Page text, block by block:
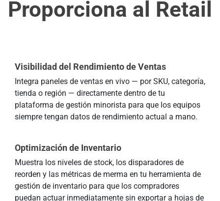
Proporciona al Retail
Visibilidad del Rendimiento de Ventas
Integra paneles de ventas en vivo — por SKU, categoría,
tienda o región — directamente dentro de tu
plataforma de gestión minorista para que los equipos
siempre tengan datos de rendimiento actual a mano.
Optimización de Inventario
Muestra los niveles de stock, los disparadores de
reorden y las métricas de merma en tu herramienta de
gestión de inventario para que los compradores
puedan actuar inmediatamente sin exportar a hojas de